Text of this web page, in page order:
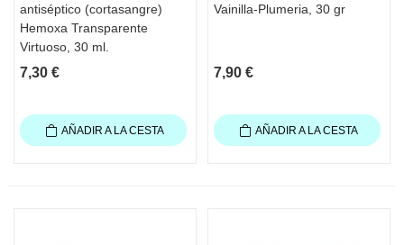
antiséptico (cortasangre)
Hemoxa Transparente
Virtuoso, 30 ml.
7,30 €
AÑADIR A LA CESTA
Vainilla-Plumeria, 30 gr
7,90 €
AÑADIR A LA CESTA